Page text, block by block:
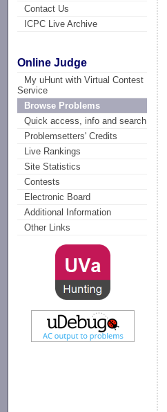
Contact Us
ICPC Live Archive
Online Judge
My uHunt with Virtual Contest
Service
Browse Problems
Quick access, info and search
Problemsetters' Credits
Live Rankings
Site Statistics
Contests
Electronic Board
Additional Information
Other Links